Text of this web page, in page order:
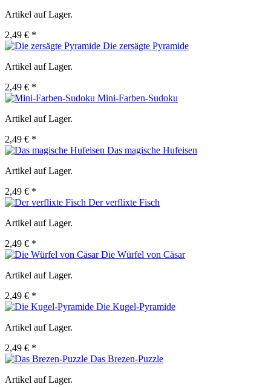
Artikel auf Lager.
2,49 € *
Die zersägte Pyramide
Artikel auf Lager.
2,49 € *
Mini-Farben-Sudoku
Artikel auf Lager.
2,49 € *
Das magische Hufeisen
Artikel auf Lager.
2,49 € *
Der verflixte Fisch
Artikel auf Lager.
2,49 € *
Die Würfel von Cäsar
Artikel auf Lager.
2,49 € *
Die Kugel-Pyramide
Artikel auf Lager.
2,49 € *
Das Brezen-Puzzle
Artikel auf Lager.